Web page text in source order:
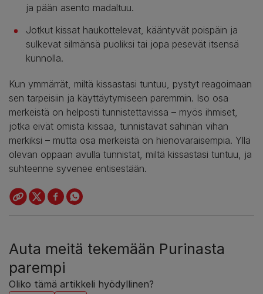
ja pään asento madaltuu.
Jotkut kissat haukottelevat, kääntyvät poispäin ja
sulkevat silmänsä puoliksi tai jopa pesevät itsensä
kunnolla.
Kun ymmärrät, miltä kissastasi tuntuu, pystyt reagoimaan
sen tarpeisiin ja käyttäytymiseen paremmin. Iso osa
merkeistä on helposti tunnistettavissa – myös ihmiset,
jotka eivät omista kissaa, tunnistavat sähinän vihan
merkiksi – mutta osa merkeistä on hienovaraisempia. Yllä
olevan oppaan avulla tunnistat, miltä kissastasi tuntuu, ja
suhteenne syvenee entisestään.
Auta meitä tekemään Purinasta
parempi
Oliko tämä artikkeli hyödyllinen?